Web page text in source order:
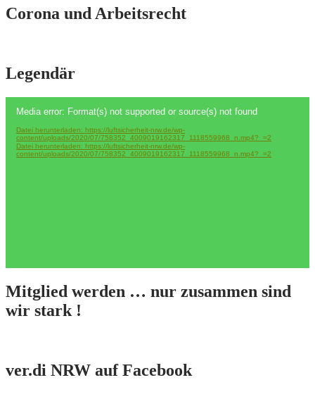
Corona und Arbeitsrecht
Legendär
Player
Media error: Format(s) not supported or source(s) not found
Datei herunterladen: https://luftsicherheit-nrw.de/wp-
content/uploads/2020/07/758352_4009019162317_1118559968_n.mp4?_=2
Datei herunterladen: https://luftsicherheit-nrw.de/wp-
content/uploads/2020/07/758352_4009019162317_1118559968_n.mp4?_=2
Mitglied werden … nur zusammen sind
wir stark !
ver.di NRW auf Facebook